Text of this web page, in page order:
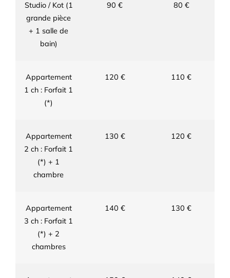
Studio / Kot (1
grande pièce
+ 1 salle de
bain)
90 € 80 €
Appartement
1 ch : Forfait 1
(*)
120 € 110 €
Appartement
2 ch : Forfait 1
(*) + 1
chambre
130 € 120 €
Appartement
3 ch : Forfait 1
(*) + 2
chambres
140 € 130 €